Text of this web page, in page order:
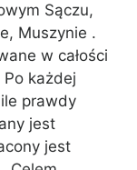
Sączu,
Muszynie .
w całości
każdej
prawdy
jest
jest